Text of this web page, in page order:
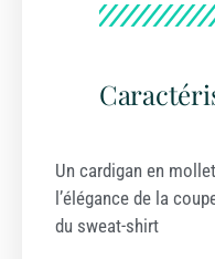
Un cardigan en
l’élégance de la
du sweat-shirt